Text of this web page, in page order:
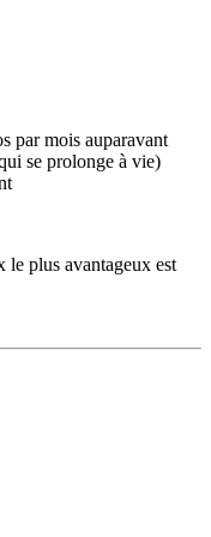
par mois auparavant
se prolonge à vie)
le plus avantageux est